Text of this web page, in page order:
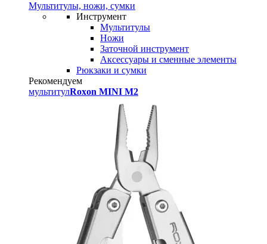
Мультитулы, ножи, сумки
Инструмент
Мультитулы
Ножи
Заточной инструмент
Аксессуары и сменные элементы
Рюкзаки и сумки
Рекомендуем
мультитулRoxon MINI M2